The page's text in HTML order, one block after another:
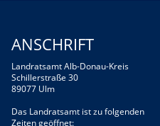
ANSCHRIFT
Landratsamt Alb-Donau-Kreis
Schillerstraße 30
89077 Ulm
Das Landratsamt ist zu folgenden
Zeiten geöffnet: